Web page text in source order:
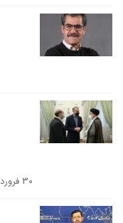
۳۰ فروردین ۱۴۰۱